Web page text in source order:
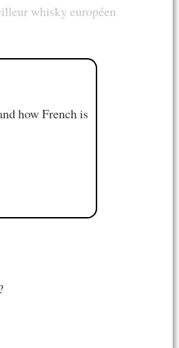
whisky européen
how French is